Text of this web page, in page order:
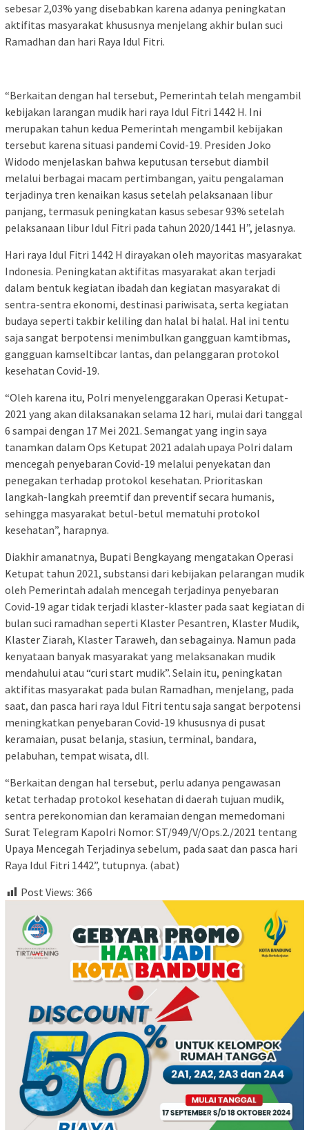
sebesar 2,03% yang disebabkan karena adanya peningkatan
aktifitas masyarakat khususnya menjelang akhir bulan suci
Ramadhan dan hari Raya Idul Fitri.
“Berkaitan dengan hal tersebut, Pemerintah telah mengambil
kebijakan larangan mudik hari raya Idul Fitri 1442 H. Ini
merupakan tahun kedua Pemerintah mengambil kebijakan
tersebut karena situasi pandemi Covid-19. Presiden Joko
Widodo menjelaskan bahwa keputusan tersebut diambil
melalui berbagai macam pertimbangan, yaitu pengalaman
terjadinya tren kenaikan kasus setelah pelaksanaan libur
panjang, termasuk peningkatan kasus sebesar 93% setelah
pelaksanaan libur Idul Fitri pada tahun 2020/1441 H”, jelasnya.
Hari raya Idul Fitri 1442 H dirayakan oleh mayoritas masyarakat
Indonesia. Peningkatan aktifitas masyarakat akan terjadi
dalam bentuk kegiatan ibadah dan kegiatan masyarakat di
sentra-sentra ekonomi, destinasi pariwisata, serta kegiatan
budaya seperti takbir keliling dan halal bi halal. Hal ini tentu
saja sangat berpotensi menimbulkan gangguan kamtibmas,
gangguan kamseltibcar lantas, dan pelanggaran protokol
kesehatan Covid-19.
“Oleh karena itu, Polri menyelenggarakan Operasi Ketupat-
2021 yang akan dilaksanakan selama 12 hari, mulai dari tanggal
6 sampai dengan 17 Mei 2021. Semangat yang ingin saya
tanamkan dalam Ops Ketupat 2021 adalah upaya Polri dalam
mencegah penyebaran Covid-19 melalui penyekatan dan
penegakan terhadap protokol kesehatan. Prioritaskan
langkah-langkah preemtif dan preventif secara humanis,
sehingga masyarakat betul-betul mematuhi protokol
kesehatan”, harapnya.
Diakhir amanatnya, Bupati Bengkayang mengatakan Operasi
Ketupat tahun 2021, substansi dari kebijakan pelarangan mudik
oleh Pemerintah adalah mencegah terjadinya penyebaran
Covid-19 agar tidak terjadi klaster-klaster pada saat kegiatan di
bulan suci ramadhan seperti Klaster Pesantren, Klaster Mudik,
Klaster Ziarah, Klaster Taraweh, dan sebagainya. Namun pada
kenyataan banyak masyarakat yang melaksanakan mudik
mendahului atau “curi start mudik”. Selain itu, peningkatan
aktifitas masyarakat pada bulan Ramadhan, menjelang, pada
saat, dan pasca hari raya Idul Fitri tentu saja sangat berpotensi
meningkatkan penyebaran Covid-19 khususnya di pusat
keramaian, pusat belanja, stasiun, terminal, bandara,
pelabuhan, tempat wisata, dll.
“Berkaitan dengan hal tersebut, perlu adanya pengawasan
ketat terhadap protokol kesehatan di daerah tujuan mudik,
sentra perekonomian dan keramaian dengan memedomani
Surat Telegram Kapolri Nomor: ST/949/V/Ops.2./2021 tentang
Upaya Mencegah Terjadinya sebelum, pada saat dan pasca hari
Raya Idul Fitri 1442”, tutupnya. (abat)
Post Views: 366